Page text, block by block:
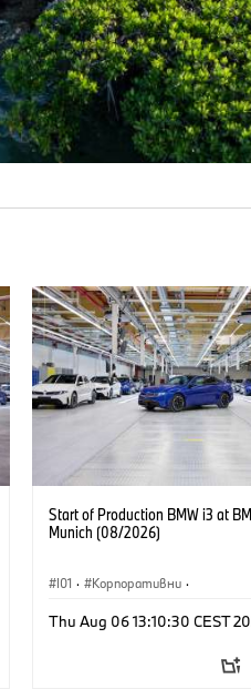
Start of Production BMW i3 at
Munich (08/2026)
I01 · Корпоративни ·
Локации
Thu Aug 06 13:10:30 CEST